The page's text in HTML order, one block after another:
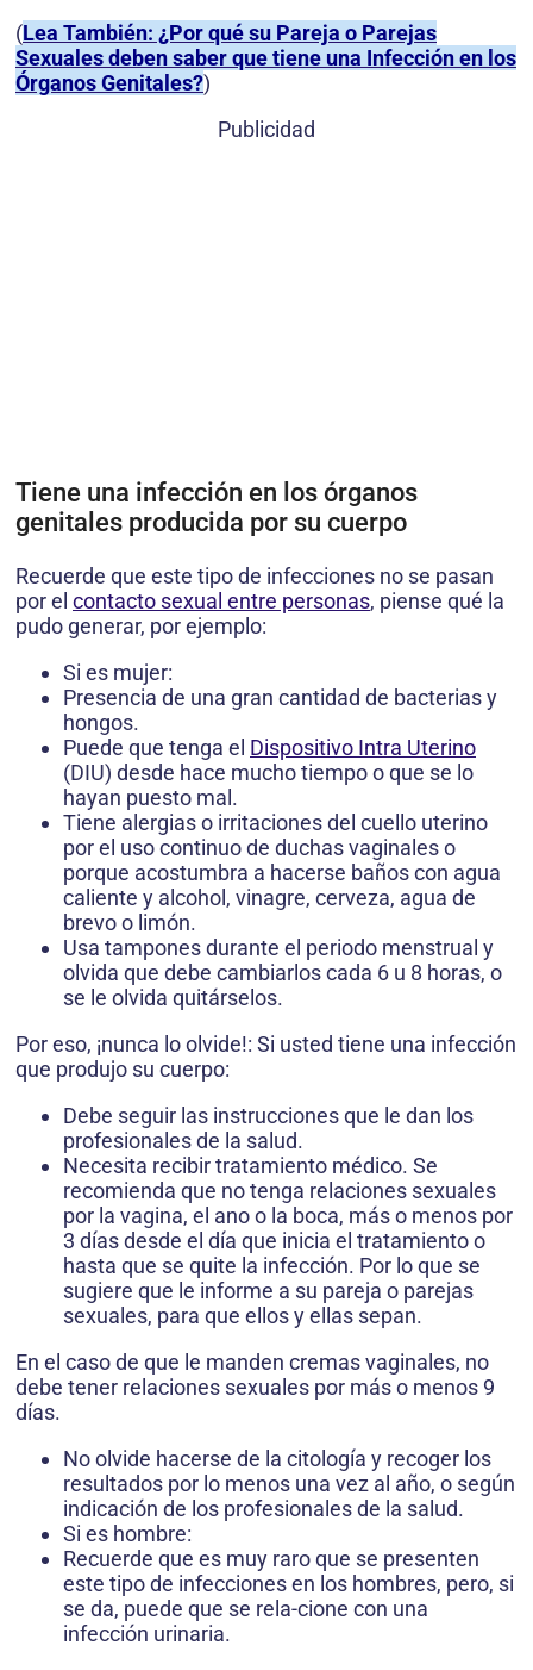
(Lea También: ¿Por qué su Pareja o Parejas
Sexuales deben saber que tiene una Infección en los
Órganos Genitales?)
Publicidad
Tiene una infección en los órganos
genitales producida por su cuerpo
Recuerde que este tipo de infecciones no se pasan
por el contacto sexual entre personas, piense qué la
pudo generar, por ejemplo:
Si es mujer:
Presencia de una gran cantidad de bacterias y
hongos.
Puede que tenga el Dispositivo Intra Uterino
(DIU) desde hace mucho tiempo o que se lo
hayan puesto mal.
Tiene alergias o irritaciones del cuello uterino
por el uso continuo de duchas vaginales o
porque acostumbra a hacerse baños con agua
caliente y alcohol, vinagre, cerveza, agua de
brevo o limón.
Usa tampones durante el periodo menstrual y
olvida que debe cambiarlos cada 6 u 8 horas, o
se le olvida quitárselos.
Por eso, ¡nunca lo olvide!: Si usted tiene una infección
que produjo su cuerpo:
Debe seguir las instrucciones que le dan los
profesionales de la salud.
Necesita recibir tratamiento médico. Se
recomienda que no tenga relaciones sexuales
por la vagina, el ano o la boca, más o menos por
3 días desde el día que inicia el tratamiento o
hasta que se quite la infección. Por lo que se
sugiere que le informe a su pareja o parejas
sexuales, para que ellos y ellas sepan.
En el caso de que le manden cremas vaginales, no
debe tener relacio­nes sexuales por más o menos 9
días.
No olvide hacerse de la citología y recoger los
resultados por lo menos una vez al año, o según
indicación de los profesionales de la salud.
Si es hombre:
Recuerde que es muy raro que se presenten
este tipo de infecciones en los hombres, pero, si
se da, puede que se rela-cione con una
infección urinaria.